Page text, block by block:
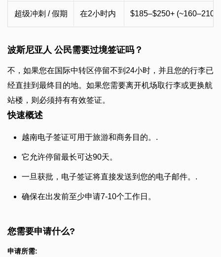
超级冲刺 / 假期 在2小时内 $185–$250+ (~160–210
波斯尼亚人 公民需要过境签证吗？
不，如果您在国际中转区停留不到24小时，并且您的行李已
经直挂到最终目的地。如果您需要离开机场取行李或更换航
站楼，则必须持有有效签证。
快速概述
越南电子签证可用于旅游和商务目的。.
它允许停留最长可达90天。
一旦获批，电子签证将直接发送到您的电子邮件。.
确保在出发前至少申请7-10个工作日。
您需要申请什么?
申请所需: